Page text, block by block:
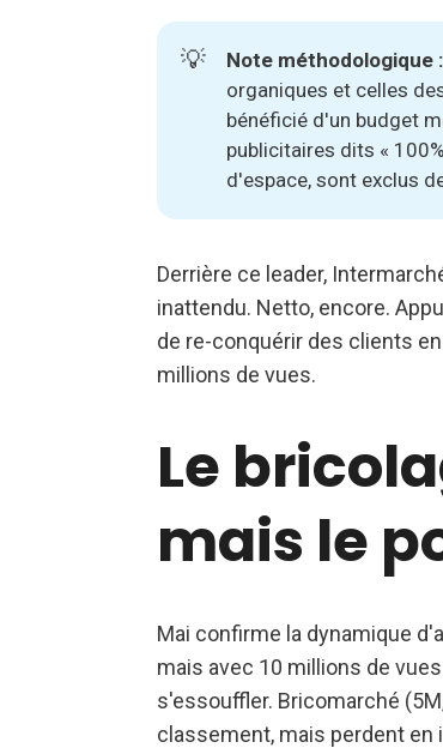
💡 Note méthodologique :
organiques et celles
bénéficié d'un budget
publicitaires dits «
d'espace, sont exclus
Derrière ce leader,
inattendu. Netto, encore.
de re-conquérir des clients
millions de vues.
Le
mais le
Mai confirme la dynamique
mais avec 10 millions de
s'essouffler. Bricomarché
classement, mais perdent en